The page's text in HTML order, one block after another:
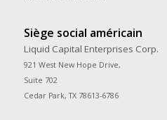
Siège social américain
Liquid Capital Enterprises Corp.
921 West New Hope Drive,
Suite 702
Cedar Park, TX 78613-6786